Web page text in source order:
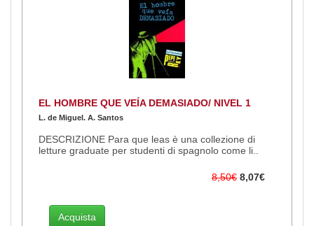
EL HOMBRE QUE VEÍA DEMASIADO/ NIVEL 1
L. de Miguel. A. Santos
DESCRIZIONE Para que leas è una collezione di
letture graduate per studenti di spagnolo come li..
8,50€ 8,07€
Acquista